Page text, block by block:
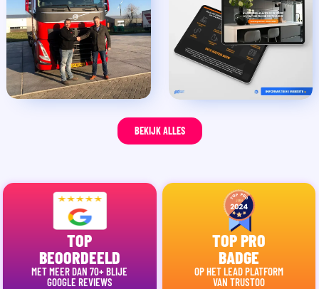
BEKIJK ALLES
TOP
BEOORDEELD
MET MEER DAN 70+ BLIJE
GOOGLE REVIEWS
TOP PRO
BADGE
OP HET LEAD PLATFORM
VAN TRUSTOO